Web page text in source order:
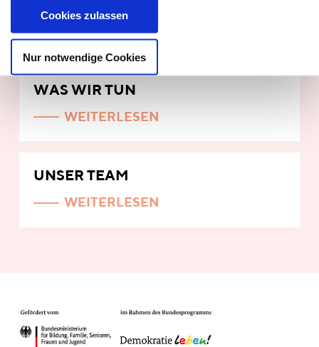
Cookies zulassen
Nur notwendige Cookies
WAS WIR TUN
WEITERLESEN
UNSER TEAM
WEITERLESEN